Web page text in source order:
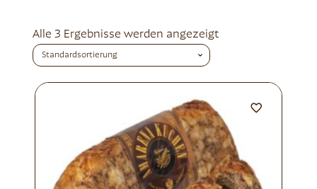
Alle 3 Ergebnisse werden angezeigt